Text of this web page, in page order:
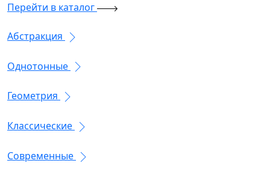
Перейти в каталог
Абстракция
Однотонные
Геометрия
Классические
Современные